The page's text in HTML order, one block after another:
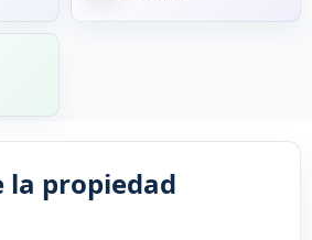
la propiedad